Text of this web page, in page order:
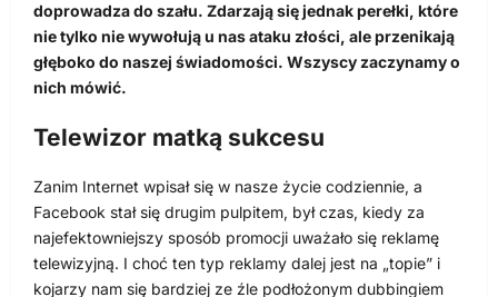
doprowadza do szału. Zdarzają się jednak perełki, które
nie tylko nie wywołują u nas ataku złości, ale przenikają
głęboko do naszej świadomości. Wszyscy zaczynamy o
nich mówić.
Telewizor matką sukcesu
Zanim Internet wpisał się w nasze życie codziennie, a
Facebook stał się drugim pulpitem, był czas, kiedy za
najefektowniejszy sposób promocji uważało się reklamę
telewizyjną. I choć ten typ reklamy dalej jest na „topie” i
kojarzy nam się bardziej ze źle podłożonym dubbingiem